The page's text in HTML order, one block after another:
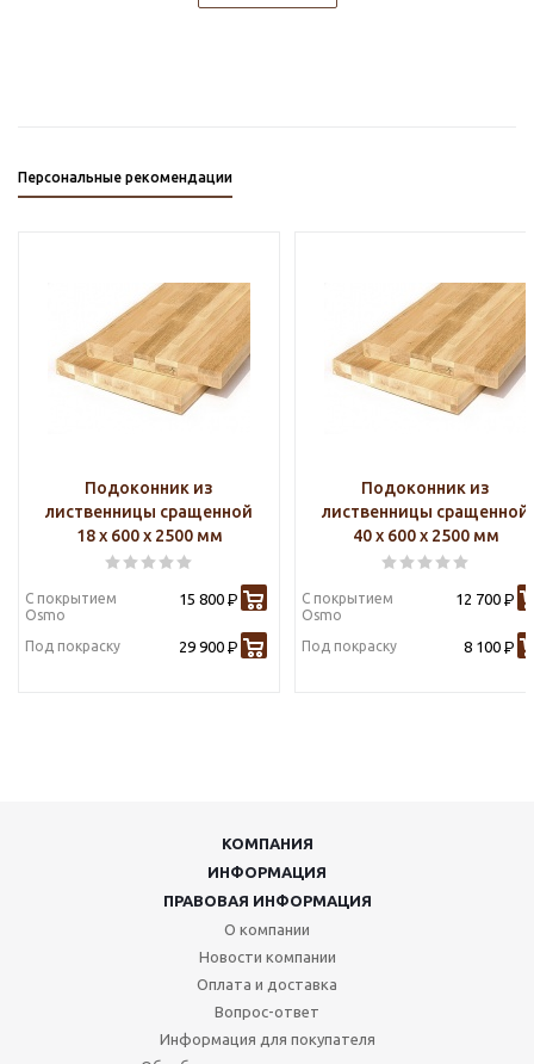
Персональные рекомендации
Подоконник из
лиственницы сращенной
18 х 600 х 2500 мм
С покрытием
Osmo
15 800 Р
Под покраску 29 900 Р
Подоконник из
лиственницы сращенной
40 х 600 х 2500 мм
С покрытием
Osmo
12 700 Р
Под покраску 8 100 Р
КОМПАНИЯ
ИНФОРМАЦИЯ
ПРАВОВАЯ ИНФОРМАЦИЯ
О компании
Новости компании
Оплата и доставка
Вопрос-ответ
Информация для покупателя